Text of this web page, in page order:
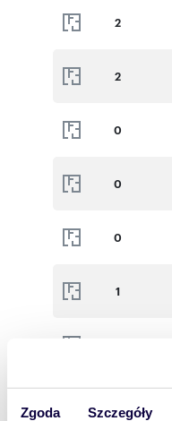
Zgoda Szczegóły
2
2
0
0
0
1